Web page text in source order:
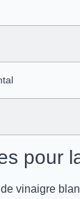
pour
de vinaigre